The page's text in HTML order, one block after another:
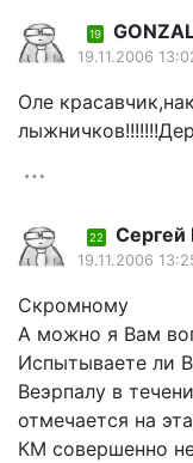
19
19.11.2006
Оле
22 Сергей
19.11.2006
Скромному
А можно я Вам
Испытываете ли
Веэрпалу в
отмечается на
КМ совершенно